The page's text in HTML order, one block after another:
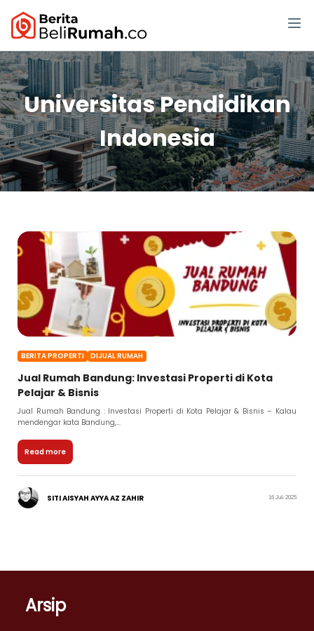
Universitas Pendidikan
Indonesia
BERITA PROPERTI DIJUAL RUMAH
Jual Rumah Bandung: Investasi Properti di Kota
Pelajar & Bisnis
Jual Rumah Bandung : Investasi Properti di Kota Pelajar & Bisnis – Kalau
mendengar kata Bandung,...
Read more
SITI AISYAH AYYA AZ ZAHIR 16 Juli 2025
Arsip